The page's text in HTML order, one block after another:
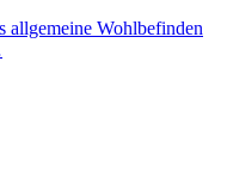
allgemeine Wohlbefinden